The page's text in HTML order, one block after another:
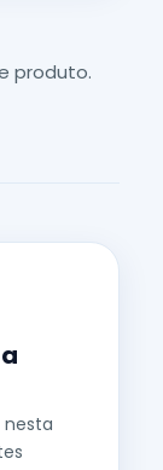
produto.
nesta